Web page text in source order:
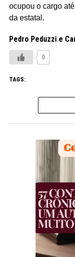
ocupou o cargo
da estatal.
Pedro Peduzzi e
0
TAGS: